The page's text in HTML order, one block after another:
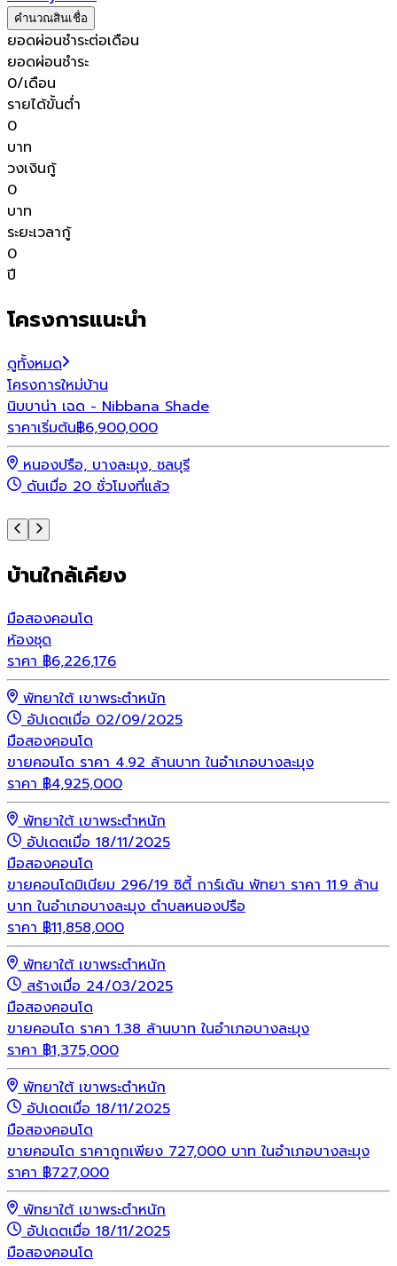
คำนวณสินเชื่อ
ยอดผ่อนชำระต่อเดือน
ยอดผ่อนชำระ
0/เดือน
รายได้ขั้นต่ำ
0
บาท
วงเงินกู้
0
บาท
ระยะเวลากู้
0
ปี
โครงการแนะนำ
ดูทั้งหมด
โครงการใหม่บ้าน
นิบบาน่า เฉด - Nibbana Shade
ราคาเริ่มต้น฿6,900,000
หนองปรือ, บางละมุง, ชลบุรี
ดันเมื่อ 20 ชั่วโมงที่แล้ว
บ้านใกล้เคียง
มือสองคอนโด
ห้องชุด
ราคา ฿6,226,176
พัทยาใต้ เขาพระตำหนัก
อัปเดตเมื่อ 02/09/2025
มือสองคอนโด
ขายคอนโด ราคา 4.92 ล้านบาท ในอำเภอบางละมุง
ราคา ฿4,925,000
พัทยาใต้ เขาพระตำหนัก
อัปเดตเมื่อ 18/11/2025
มือสองคอนโด
ขายคอนโดมิเนียม 296/19 ซิตี้ การ์เด้น พัทยา ราคา 11.9 ล้าน
บาท ในอำเภอบางละมุง ตำบลหนองปรือ
ราคา ฿11,858,000
พัทยาใต้ เขาพระตำหนัก
สร้างเมื่อ 24/03/2025
มือสองคอนโด
ขายคอนโด ราคา 1.38 ล้านบาท ในอำเภอบางละมุง
ราคา ฿1,375,000
พัทยาใต้ เขาพระตำหนัก
อัปเดตเมื่อ 18/11/2025
มือสองคอนโด
ขายคอนโด ราคาถูกเพียง 727,000 บาท ในอำเภอบางละมุง
ราคา ฿727,000
พัทยาใต้ เขาพระตำหนัก
อัปเดตเมื่อ 18/11/2025
มือสองคอนโด